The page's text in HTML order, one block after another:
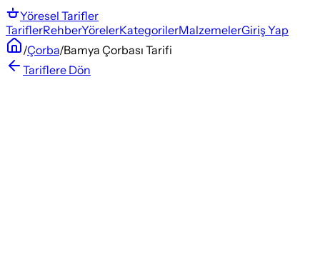
Yöresel Tarifler
TariflerRehberYörelerKategorilerMalzemelerGiriş Yap
/Çorba/Bamya Çorbası Tarifi
Tariflere Dön